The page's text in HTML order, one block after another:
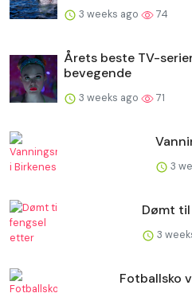
3 weeks ago 74
Årets beste TV-
bevegende
3 weeks ago 71
3
Dømt
3
Fotballsko